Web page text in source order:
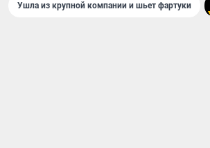
Ушла из крупной компании и шьет фартуки